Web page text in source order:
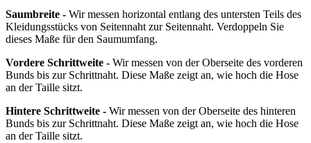
Saumbreite - Wir messen horizontal entlang des untersten Teils des
Kleidungsstücks von Seitennaht zur Seitennaht. Verdoppeln Sie
dieses Maße für den Saumumfang.
Vordere Schrittweite - Wir messen von der Oberseite des vorderen
Bunds bis zur Schrittnaht. Diese Maße zeigt an, wie hoch die Hose
an der Taille sitzt.
Hintere Schrittweite - Wir messen von der Oberseite des hinteren
Bunds bis zur Schrittnaht. Diese Maße zeigt an, wie hoch die Hose
an der Taille sitzt.